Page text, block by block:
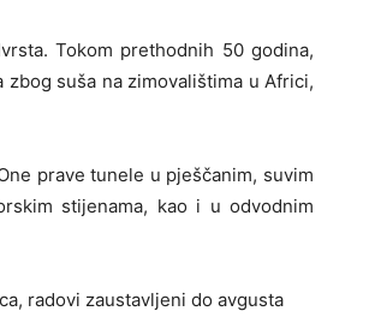
Tokom prethodnih 50 godina,
zbog suša na zimovalištima u Africi,
prave tunele u pješčanim, suvim
stijenama, kao i u odvodnim